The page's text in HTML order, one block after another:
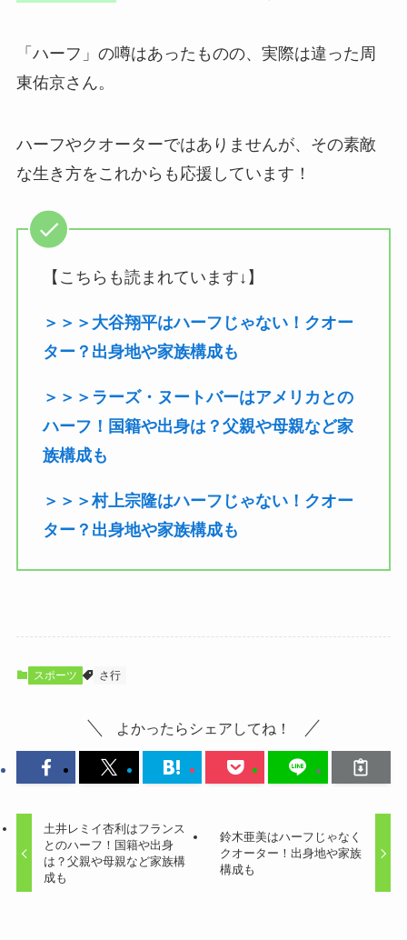
「ハーフ」の噂はあったものの、実際は違った周
東佑京さん。
ハーフやクオーターではありませんが、その素敵
な生き方をこれからも応援しています！
【こちらも読まれています↓】
＞＞＞大谷翔平はハーフじゃない！クオー
ター？出身地や家族構成も
＞＞＞ラーズ・ヌートバーはアメリカとの
ハーフ！国籍や出身は？父親や母親など家
族構成も
＞＞＞村上宗隆はハーフじゃない！クオー
ター？出身地や家族構成も
スポーツ さ行
よかったらシェアしてね！
土井レミイ杏利はフランス
とのハーフ！国籍や出身
は？父親や母親など家族構
成も
鈴木亜美はハーフじゃなく
クオーター！出身地や家族
構成も